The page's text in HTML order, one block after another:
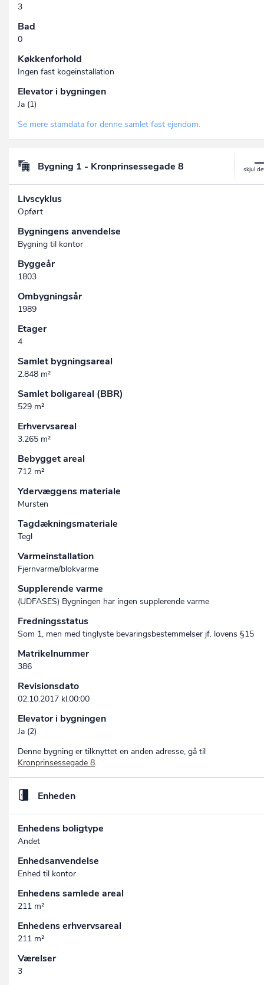
3
Bad
0
Køkkenforhold
Ingen fast kogeinstallation
Elevator i bygningen
Ja (1)
Se mere stamdata for denne samlet fast ejendom.
Bygning 1 - Kronprinsessegade 8
Livscyklus
Opført
Bygningens anvendelse
Bygning til kontor
Byggeår
1803
Ombygningsår
1989
Etager
4
Samlet bygningsareal
2.848 m²
Samlet boligareal (BBR)
529 m²
Erhvervsareal
3.265 m²
Bebygget areal
712 m²
Ydervæggens materiale
Mursten
Tagdækningsmateriale
Tegl
Varmeinstallation
Fjernvarme/blokvarme
Supplerende varme
(UDFASES) Bygningen har ingen supplerende varme
Fredningsstatus
Som 1, men med tinglyste bevaringsbestemmelser jf. lovens §15
Matrikelnummer
386
Revisionsdato
02.10.2017 kl.00:00
Elevator i bygningen
Ja (2)
Denne bygning er tilknyttet en anden adresse, gå til
Kronprinsessegade 8.
Enheden
Enhedens boligtype
Andet
Enhedsanvendelse
Enhed til kontor
Enhedens samlede areal
211 m²
Enhedens erhvervsareal
211 m²
Værelser
3